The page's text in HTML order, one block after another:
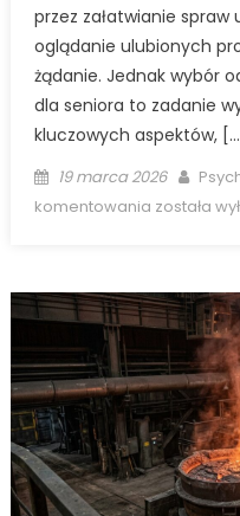
przez załatwianie
oglądanie ulubionych
żądanie. Jednak wybór
dla seniora to zadanie
kluczowych aspektów,
Posted
on
19 marca 2026
komentowania Internet
Jak
Wybrać
Proste
i
została